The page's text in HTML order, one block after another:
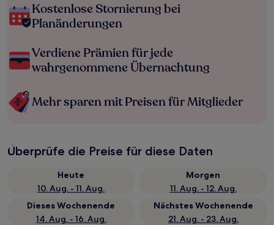
Kostenlose Stornierung bei
Planänderungen
Verdiene Prämien für jede
wahrgenommene Übernachtung
Mehr sparen mit Preisen für Mitglieder
Überprüfe die Preise für diese Daten
Heute
10. Aug. - 11. Aug.
Morgen
11. Aug. - 12. Aug.
Dieses Wochenende
14. Aug. - 16. Aug.
Nächstes Wochenende
21. Aug. - 23. Aug.